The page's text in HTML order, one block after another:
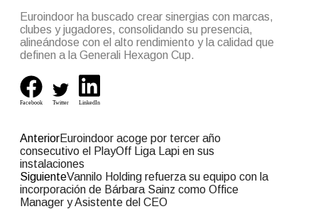
Euroindoor ha buscado crear sinergias con marcas,
clubes y jugadores, consolidando su presencia,
alineándose con el alto rendimiento y la calidad que
definen a la Generali Hexagon Cup.
Facebook Twitter LinkedIn
AnteriorEuroindoor acoge por tercer año
consecutivo el PlayOff Liga Lapi en sus
instalaciones
SiguienteVannilo Holding refuerza su equipo con la
incorporación de Bárbara Sainz como Office
Manager y Asistente del CEO